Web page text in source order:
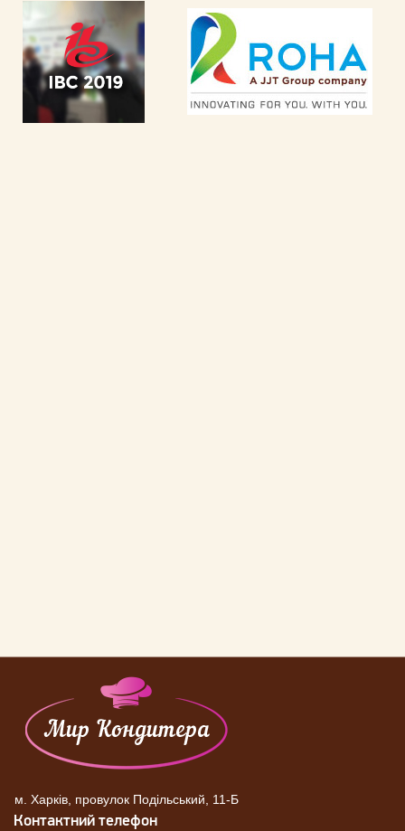
м. Харків, провулок Подільський, 11-Б
Контактний телефон